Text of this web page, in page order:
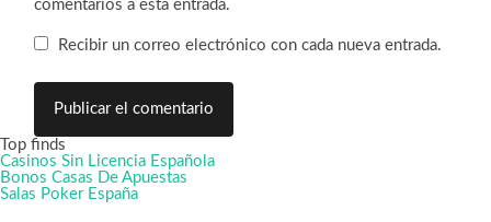
comentarios a esta entrada.
Recibir un correo electrónico con cada nueva entrada.
Top finds
Casinos Sin Licencia Española
Bonos Casas De Apuestas
Salas Poker España